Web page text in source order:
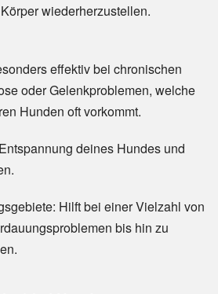
wiederherzustellen.
effektiv bei chronischen
oder Gelenkproblemen, welche
Hunden oft vorkommt.
deines Hundes und
Hilft bei einer Vielzahl von
bis hin zu